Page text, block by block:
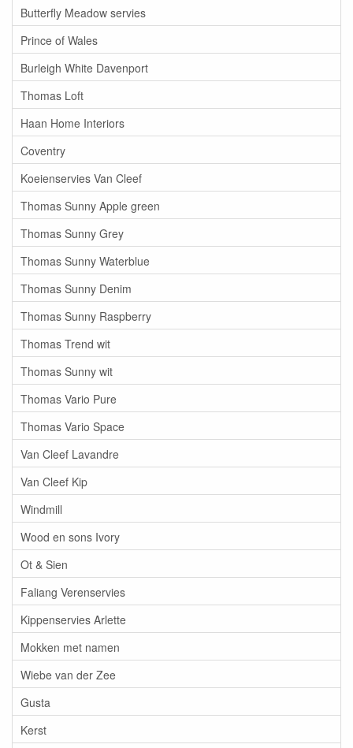
Butterfly Meadow servies
Prince of Wales
Burleigh White Davenport
Thomas Loft
Haan Home Interiors
Coventry
Koeienservies Van Cleef
Thomas Sunny Apple green
Thomas Sunny Grey
Thomas Sunny Waterblue
Thomas Sunny Denim
Thomas Sunny Raspberry
Thomas Trend wit
Thomas Sunny wit
Thomas Vario Pure
Thomas Vario Space
Van Cleef Lavandre
Van Cleef Kip
Windmill
Wood en sons Ivory
Ot & Sien
Faliang Verenservies
Kippenservies Arlette
Mokken met namen
Wiebe van der Zee
Gusta
Kerst